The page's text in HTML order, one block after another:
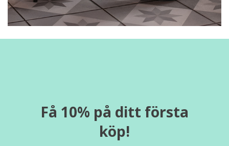
Få 10% på ditt första
köp!